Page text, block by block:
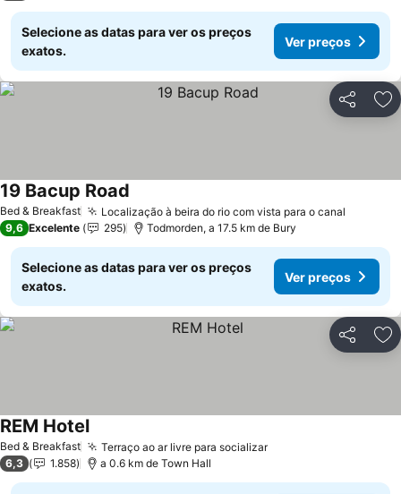
Selecione as datas para ver os preços
exatos.
Ver preços
Partilhar
Bed & Breakfast Localização à beira do rio com vista para o canal
19 Bacup Road
9,6 Excelente 295 Todmorden, a 17.5 km de Bury
Selecione as datas para ver os preços
exatos.
Ver preços
Partilhar
Bed & Breakfast Terraço ao ar livre para socializar
REM Hotel
6,3 1.858 a 0.6 km de Town Hall